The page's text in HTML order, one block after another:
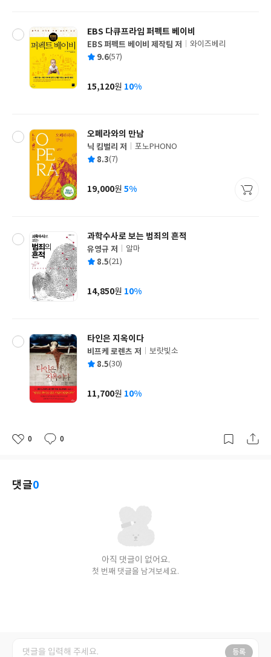
EBS 다큐프라임 퍼펙트 베이비
글
쓴
EBS 퍼펙트 베이비 제작팀 저
출
사
와이즈베리
평 9.6(57)
가
15,120원 10%
오페라와의 만남
글
쓴
닉 킴벌리 저
출
사
포노PHONO
평 8.3(7)
가
19,000원 5%
과학수사로 보는 범죄의 흔적
글
쓴
유영규 저
출
사
알마
평 8.5(21)
가
14,850원 10%
타인은 지옥이다
글
쓴
비프케 로렌츠 저
출
사
보랏빛소
평 8.5(30)
가
11,700원 10%
좋
0
댓
0
작
댓글0
아직 댓글이 없어요.
첫 번째 댓글을 남겨보세요.
등록